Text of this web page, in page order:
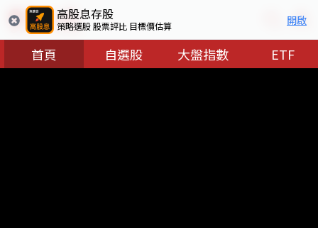
高股息存股
策略選股 股票評比 目標價估算 開啟
首頁 自選股 大盤指數 ETF